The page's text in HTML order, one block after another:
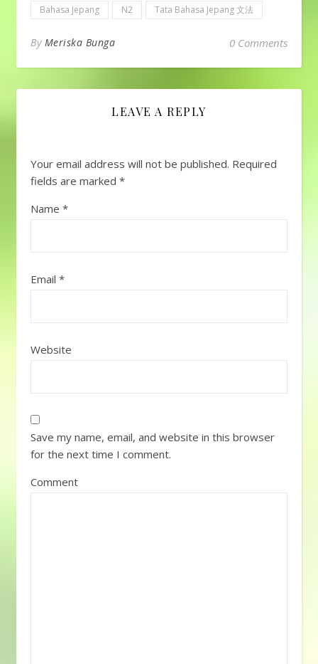
Bahasa Jepang N2 Tata Bahasa Jepang 文法
By Meriska Bunga 0 Comments
LEAVE A REPLY
Your email address will not be published. Required
fields are marked *
Name *
Email *
Website
Save my name, email, and website in this browser
for the next time I comment.
Comment